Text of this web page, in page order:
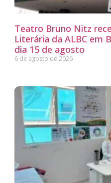
Teatro Bruno Nitz
Literária da ALBC em
dia 15 de agosto
6 de agosto de 2026